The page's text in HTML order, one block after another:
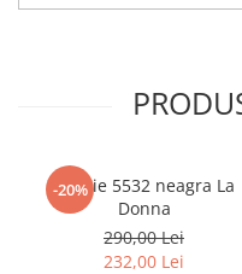
-20%
Rochie 5532 neagra La
Donna
290,00 Lei
232,00 Lei